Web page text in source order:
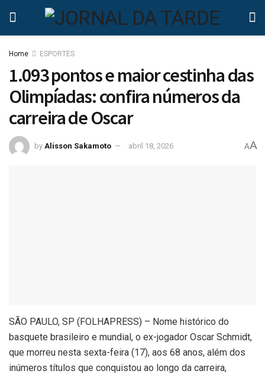
Home ESPORTES
1.093 pontos e maior cestinha das
Olimpíadas: confira números da
carreira de Oscar
by Alisson Sakamoto abril 18, 2026 AA
SÃO PAULO, SP (FOLHAPRESS) – Nome histórico do
basquete brasileiro e mundial, o ex-jogador Oscar Schmidt,
que morreu nesta sexta-feira (17), aos 68 anos, além dos
inúmeros títulos que conquistou ao longo da carreira,